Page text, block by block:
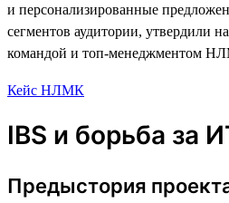
и персонализированные
сегментов аудитории, утвердили
командой и топ-менеджментом
Кейс НЛМК
IBS и борьба за
Предыстория